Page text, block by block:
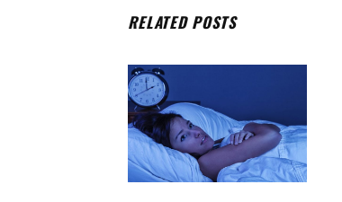
RELATED POSTS